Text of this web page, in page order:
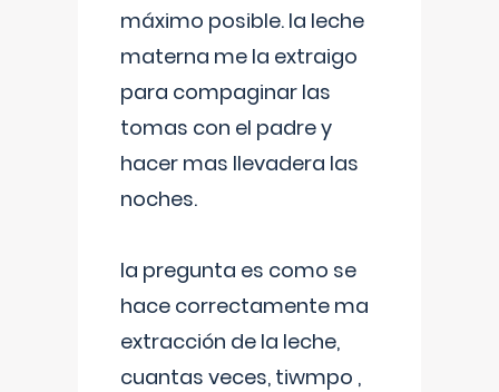
máximo posible. la leche
materna me la extraigo
para compaginar las
tomas con el padre y
hacer mas llevadera las
noches.
la pregunta es como se
hace correctamente ma
extracción de la leche,
cuantas veces, tiwmpo ,